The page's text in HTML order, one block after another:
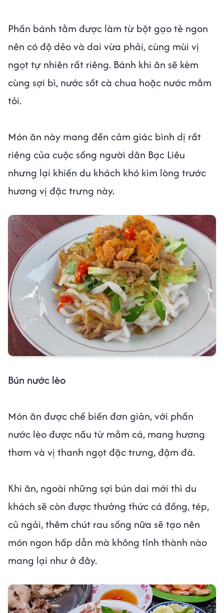
Phần bánh tằm được làm từ bột gạo tẻ ngon
nên có độ dẻo và dai vừa phải, cùng mùi vị
ngọt tự nhiên rất riêng. Bánh khi ăn sẽ kèm
cùng sợi bì, nước sốt cà chua hoặc nước mắm
tỏi.
Món ăn này mang đến cảm giác bình dị rất
riêng của cuộc sống người dân Bạc Liêu
nhưng lại khiến du khách khó kìm lòng trước
hương vị đặc trưng này.
Bún nước lèo
Món ăn được chế biến đơn giản, với phần
nước lèo được nấu từ mắm cá, mang hương
thơm và vị thanh ngọt đặc trưng, đậm đà.
Khi ăn, ngoài những sợi bún dai mới thì du
khách sẽ còn được thưởng thức cá đồng, tép,
củ ngải, thêm chút rau sống nữa sẽ tạo nên
món ngon hấp dẫn mà không tỉnh thành nào
mang lại như ở đây.